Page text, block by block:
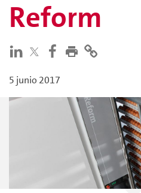
Reform
5 junio 2017